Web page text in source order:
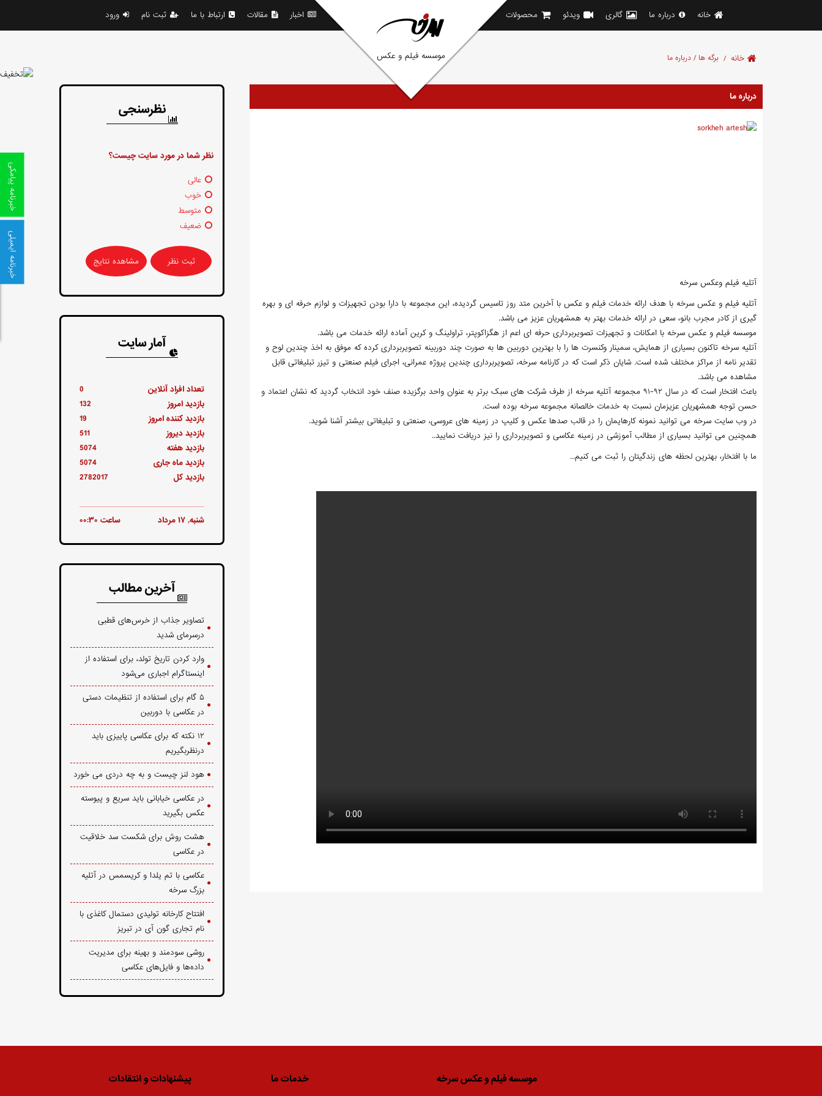
موسسه فیلم و عکس
خانه درباره ما گالری ویدئو محصولات اخبار مقالات ارتباط با ما ثبت نام ورود
خانه برگه ها / درباره ما
درباره ما
آتلیه فیلم وعکس سرخه
آتلیه فیلم و عکس سرخه با هدف ارائه خدمات فیلم و عکس با آخرین متد روز تاسیس گردیده، این مجموعه با دارا بودن تجهیزات و لوازم حرفه ای و بهره
گیری از کادر مجرب بانو، سعی در ارائه خدمات بهتر به همشهریان عزیز می باشد.
موسسه فیلم و عکس سرخه با امکانات و تجهیزات تصویربرداری حرفه ای اعم از هگزاکوپتر، تراولینگ و کرین آماده ارائه خدمات می باشد.
آتلیه سرخه تاکنون بسیاری از همایش، سمینار وکنسرت ها را با بهترین دوربین ها به صورت چند دوربینه تصویربرداری کرده که موفق به اخذ چندین لوح و
تقدیر نامه از مراکز مختلف شده است. شایان ذکر است که در کارنامه سرخه، تصویربرداری چندین پروژه عمرانی، اجرای فیلم صنعتی و تیزر تبلیغاتی قابل
مشاهده می باشد.
باعث افتخار است که در سال ۹۲-۹۱ مجموعه آتلیه سرخه از طرف شرکت های سبک برتر به عنوان واحد برگزیده صنف خود انتخاب گردید که نشان اعتماد و
حسن توجه همشهریان عزیزمان نسبت به خدمات خالصانه مجموعه سرخه بوده است.
در وب سایت سرخه می توانید نمونه کارهایمان را در قالب صدها عکس و کلیپ در زمینه های عروسی، صنعتی و تبلیغاتی بیشتر آشنا شوید.
همچنین می توانید بسیاری از مطالب آموزشی در زمینه عکاسی و تصویربرداری را نیز دریافت نمایید..
ما با افتخار، بهترین لحظه های زندگیتان را ثبت می کنیم…
نظرسنجی
نظر شما در مورد سایت چیست؟
عالی
خوب
متوسط
ضعیف
مشاهده نتایج
آمار سایت
تعداد افراد آنلاین
0
بازدید امروز
132
بازدید کننده امروز
19
بازدید دیروز
511
بازدید هفته
5074
بازدید ماه جاری
5074
بازدید کل
2782017
شنبه, ۱۷ مرداد ساعت ۰۰:۳۰
آخرین مطالب
تصاویر جذاب از خرس‌های قطبی
درسرمای شدید
وارد کردن تاریخ تولد، برای استفاده از
اینستاگرام اجباری می‌شود
۵ گام برای استفاده از تنظیمات دستی
در عکاسی با دوربین
۱۲ نکته که برای عکاسی پاییزی باید
درنظربگیریم
هود لنز چیست و به چه دردی می خورد
در عکاسی خیابانی باید سریع و پیوسته
عکس بگیرید
هشت روش برای شکست سد خلاقیت
در عکاسی
عکاسی با تم یلدا و کریسمس در آتلیه
بزرگ سرخه
افتتاح کارخانه تولیدی دستمال کاغذی با
نام تجاری گون آی در تبریز
روشی سودمند و بهینه برای مدیریت
داده‌ها و فایل‌های عکاسی
موسسه فیلم و عکس سرخه خدمات ما پیشنهادات و انتقادات
خبرنامه پیامکی
خبرنامه ایمیلی